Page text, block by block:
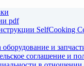
pdf
SelfCooking
и
соглашение и